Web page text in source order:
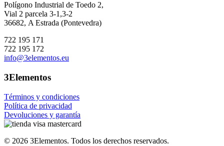
Polígono Industrial de Toedo 2,
Vial 2 parcela 3-1,3-2
36682, A Estrada (Pontevedra)
722 195 171
722 195 172
info@3elementos.eu
3Elementos
Términos y condiciones
Política de privacidad
Devoluciones y garantía
© 2026 3Elementos. Todos los derechos reservados.